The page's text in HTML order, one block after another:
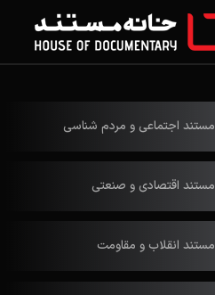
مستند اجتماعی و مردم شناسی
مستند اقتصادی و صنعتی
مستند انقلاب و مقاومت